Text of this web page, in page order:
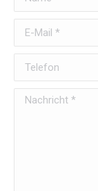
E-Mail *
Telefon
Nachricht *